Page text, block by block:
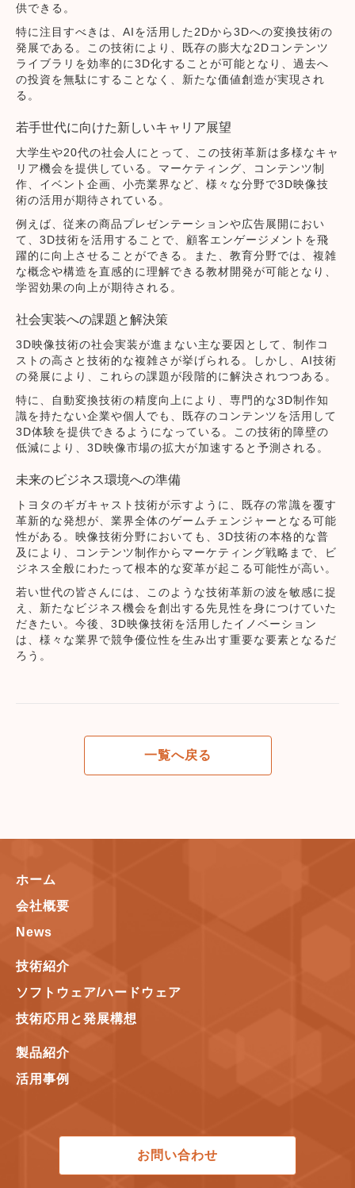
供できる。
特に注目すべきは、AIを活用した2Dから3Dへの変換技術の
発展である。この技術により、既存の膨大な2Dコンテンツ
ライブラリを効率的に3D化することが可能となり、過去へ
の投資を無駄にすることなく、新たな価値創造が実現され
る。
若手世代に向けた新しいキャリア展望
大学生や20代の社会人にとって、この技術革新は多様なキャ
リア機会を提供している。マーケティング、コンテンツ制
作、イベント企画、小売業界など、様々な分野で3D映像技
術の活用が期待されている。
例えば、従来の商品プレゼンテーションや広告展開におい
て、3D技術を活用することで、顧客エンゲージメントを飛
躍的に向上させることができる。また、教育分野では、複雑
な概念や構造を直感的に理解できる教材開発が可能となり、
学習効果の向上が期待される。
社会実装への課題と解決策
3D映像技術の社会実装が進まない主な要因として、制作コ
ストの高さと技術的な複雑さが挙げられる。しかし、AI技術
の発展により、これらの課題が段階的に解決されつつある。
特に、自動変換技術の精度向上により、専門的な3D制作知
識を持たない企業や個人でも、既存のコンテンツを活用して
3D体験を提供できるようになっている。この技術的障壁の
低減により、3D映像市場の拡大が加速すると予測される。
未来のビジネス環境への準備
トヨタのギガキャスト技術が示すように、既存の常識を覆す
革新的な発想が、業界全体のゲームチェンジャーとなる可能
性がある。映像技術分野においても、3D技術の本格的な普
及により、コンテンツ制作からマーケティング戦略まで、ビ
ジネス全般にわたって根本的な変革が起こる可能性が高い。
若い世代の皆さんには、このような技術革新の波を敏感に捉
え、新たなビジネス機会を創出する先見性を身につけていた
だきたい。今後、3D映像技術を活用したイノベーション
は、様々な業界で競争優位性を生み出す重要な要素となるだ
ろう。
一覧へ戻る
ホーム
会社概要
News
技術紹介
ソフトウェア/ハードウェア
技術応用と発展構想
製品紹介
活用事例
お問い合わせ